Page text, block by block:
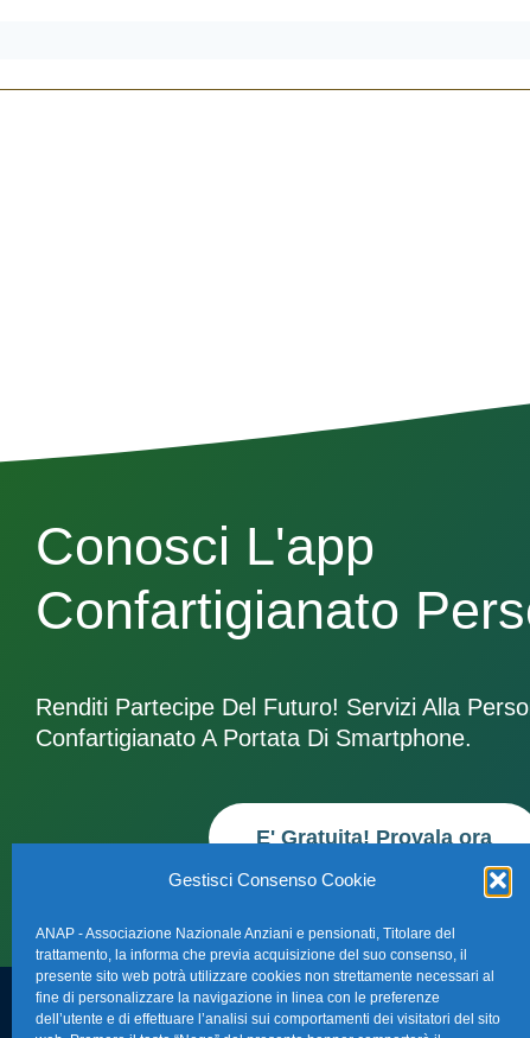
Gestisci Consenso Cookie
ANAP - Associazione Nazionale Anziani e pensionati, Titolare del
trattamento, la informa che previa acquisizione del suo consenso, il
presente sito web potrà utilizzare cookies non strettamente necessari al
fine di personalizzare la navigazione in linea con le preferenze
dell’utente e di effettuare l’analisi sui comportamenti dei visitatori del sito
Conosci L'app
Confartigianato
Renditi Partecipe Del Futuro! Servizi Alla
Confartigianato A Portata Di Smartphone.
E' Gratuita! Provala ora